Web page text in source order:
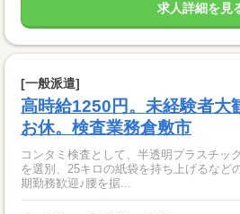
求人詳細を見
[一般派遣]
高時給1250円。未経験者大
お休。検査業務倉敷市
コンタミ検査として、半透明プラスチッ
を選別、25キロの紙袋を持ち上げるなど
期勤務歓迎♪腰を据...